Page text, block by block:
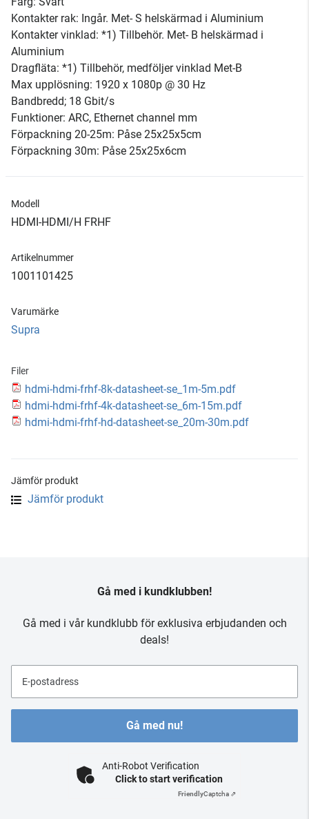
Kontakter rak: Ingår. Met- S helskärmad i Aluminium
Kontakter vinklad: *1) Tillbehör. Met- B helskärmad i
Aluminium
Dragfläta: *1) Tillbehör, medföljer vinklad Met-B
Max upplösning: 1920 x 1080p @ 30 Hz
Bandbredd; 18 Gbit/s
Funktioner: ARC, Ethernet channel mm
Förpackning 20-25m: Påse 25x25x5cm
Förpackning 30m: Påse 25x25x6cm
Modell
HDMI-HDMI/H FRHF
Artikelnummer
1001101425
Varumärke
Supra
Filer
hdmi-hdmi-frhf-8k-datasheet-se_1m-5m.pdf
hdmi-hdmi-frhf-4k-datasheet-se_6m-15m.pdf
hdmi-hdmi-frhf-hd-datasheet-se_20m-30m.pdf
Jämför produkt
Jämför produkt
Gå med i kundklubben!
Gå med i vår kundklubb för exklusiva erbjudanden och
deals!
E-postadress
Gå med nu!
Anti-Robot Verification
Click to start verification
FriendlyCaptcha ⇗